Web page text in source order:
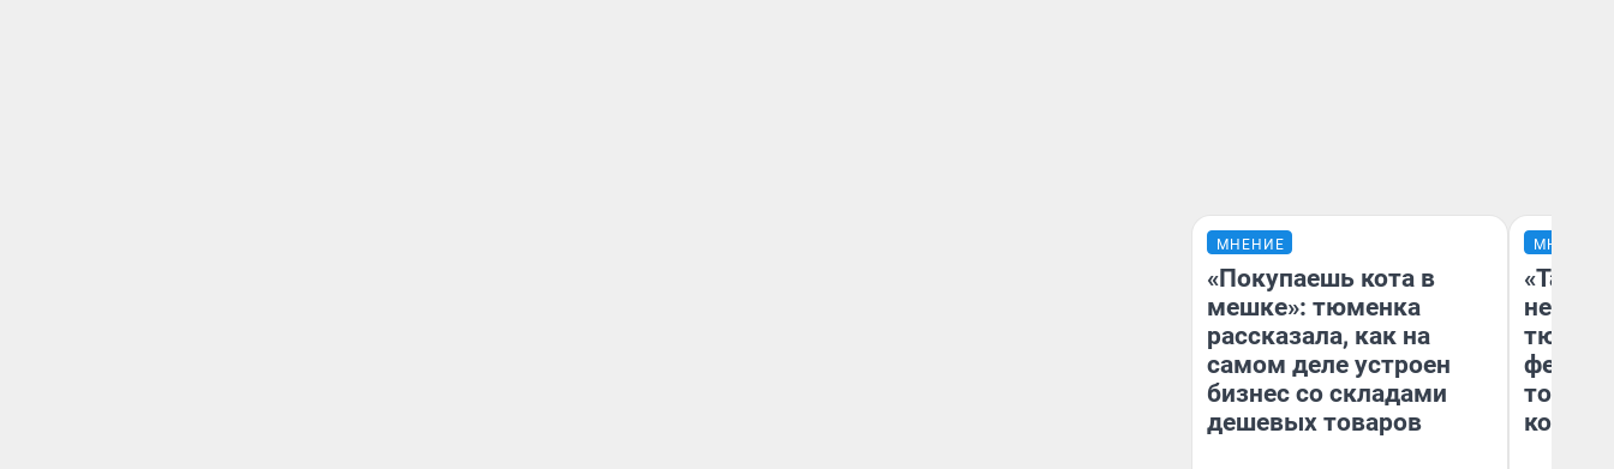
МНЕНИЕ
«Покупаешь кота в
мешке»: тюменка
рассказала, как на
самом деле устроен
бизнес со складами
дешевых товаров
МНЕНИЕ
не